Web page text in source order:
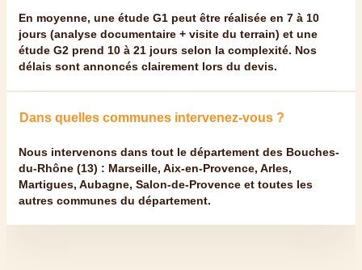
En moyenne, une étude G1 peut être réalisée en 7 à 10
jours (analyse documentaire + visite du terrain) et une
étude G2 prend 10 à 21 jours selon la complexité. Nos
délais sont annoncés clairement lors du devis.
Dans quelles communes intervenez-vous ?
Nous intervenons dans tout le département des Bouches-
du-Rhône (13) : Marseille, Aix-en-Provence, Arles,
Martigues, Aubagne, Salon-de-Provence et toutes les
autres communes du département.